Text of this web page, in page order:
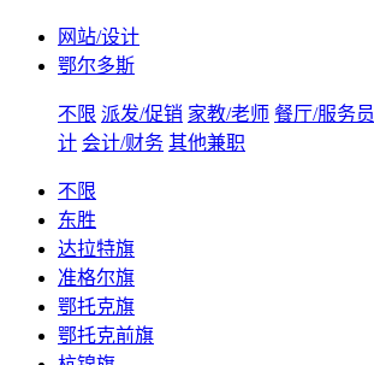
网站/设计
鄂尔多斯
不限 派发/促销 家教/老师 餐厅/服务员
计 会计/财务 其他兼职
不限
东胜
达拉特旗
准格尔旗
鄂托克旗
鄂托克前旗